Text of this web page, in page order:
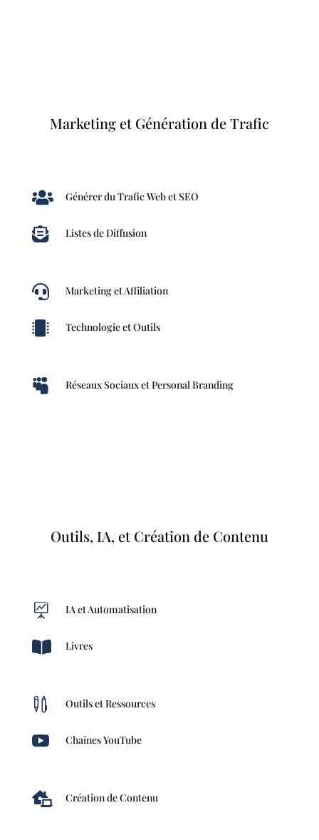
Marketing et Génération de Trafic
 Générer du Trafic Web et SEO
 Listes de Diffusion
 Marketing et Affiliation
 Technologie et Outils
 Réseaux Sociaux et Personal Branding
Outils, IA, et Création de Contenu
 IA et Automatisation
 Livres
 Outils et Ressources
 Chaînes YouTube
 Création de Contenu